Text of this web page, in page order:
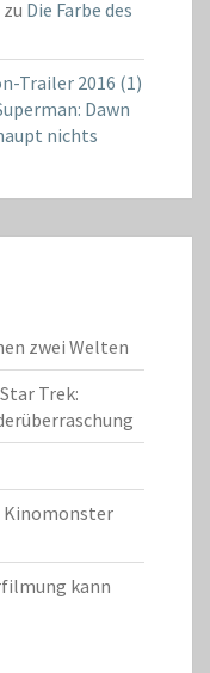
zu Die Farbe des
Trailer 2016 (1)
Dawn
nichts
zwei Welten
Trek:
Kinomonster
kann